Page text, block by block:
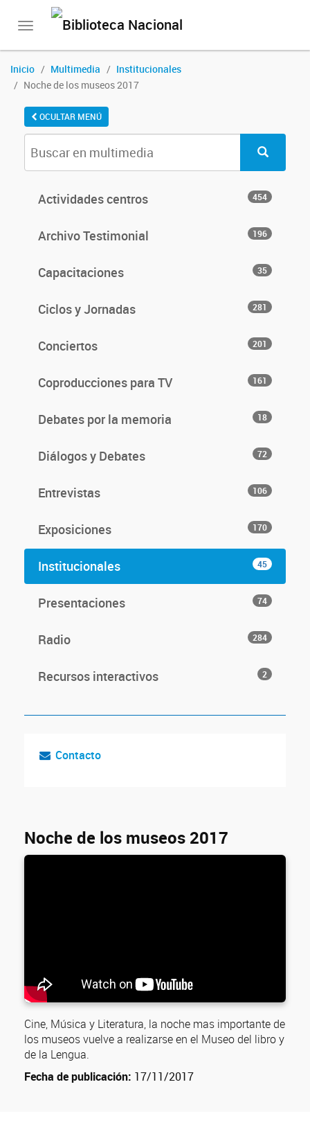
Toggle
Inicio Multimedia
Institucionales
Noche de los museos 2017
OCULTAR MENÚ
Actividades centros 454
Archivo Testimonial 196
Capacitaciones 35
Ciclos y Jornadas 281
Conciertos 201
Coproducciones para TV 161
Debates por la memoria 18
Diálogos y Debates 72
Entrevistas 106
Exposiciones 170
Institucionales 45
Presentaciones 74
Radio 284
Recursos interactivos 2
Contacto
Noche de los museos 2017
Cine, Música y Literatura, la noche mas importante de
los museos vuelve a realizarse en el Museo del libro y
de la Lengua.
Fecha de publicación: 17/11/2017